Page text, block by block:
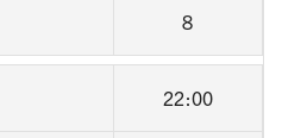
8
22:00